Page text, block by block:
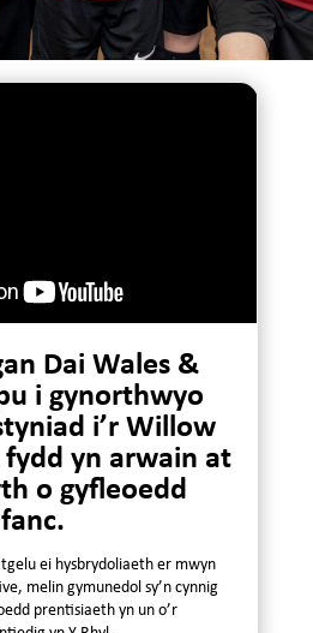
Dai Wales &
i gynorthwyo
i’r Willow
fydd yn arwain at
o gyfleoedd
ei hysbrydoliaeth er mwyn
melin gymunedol sy’n cynnig
prentisiaeth yn un o’r